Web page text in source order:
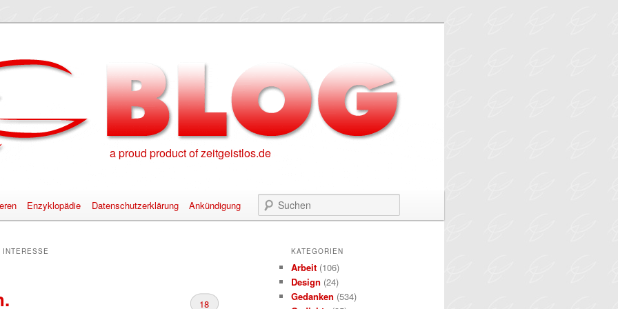
a proud product of zeitgeistlos.de
springen
springen
Enzyklopädie Datenschutzerklärung Ankündigung
INTERESSE
18
KATEGORIEN
Arbeit (106)
Design (24)
Gedanken (534)